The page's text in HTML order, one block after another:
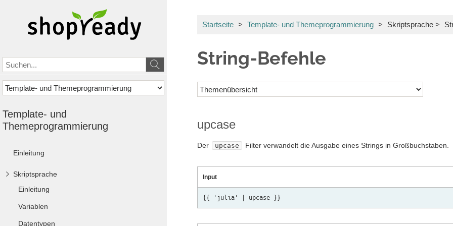
Template- und
Themeprogrammierung
Einleitung
Skriptsprache
Einleitung
Variablen
Datentypen
Startseite > Template- und Themeprogrammierung > Skriptsprache >
String-Befehle
upcase
Der upcase Filter verwandelt die Ausgabe eines Strings in Großbuchstaben.
Input